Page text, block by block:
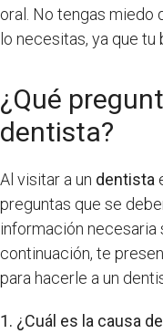
oral. No tengas miedo
lo necesitas, ya que tu
¿Qué
dentista?
Al visitar a un dentista
preguntas que se
información necesaria
continuación, te
para hacerle a un
1. ¿Cuál es la causa